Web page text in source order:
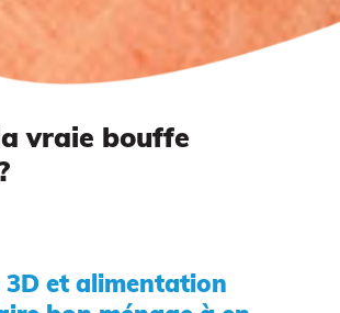
3D
vraie bouffe
3D et alimentation